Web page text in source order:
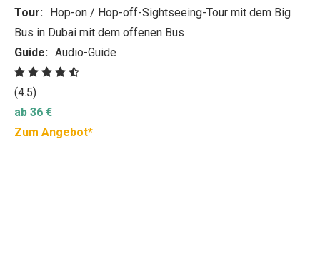
Tour: Hop-on / Hop-off-Sightseeing-Tour mit dem Big
Bus in Dubai mit dem offenen Bus
Guide: Audio-Guide
(4.5)
ab 36 €
Zum Angebot*